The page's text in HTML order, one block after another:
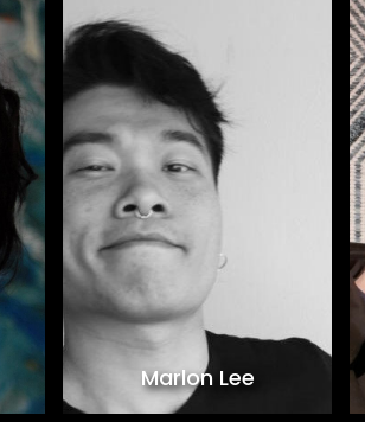
Marlon Lee